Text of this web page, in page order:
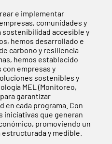
e implementar
comunidades y
accesible y
hemos desarrollado e
carbono y resiliencia
hemos establecido
empresas y
sostenibles y
MEL (Monitoreo,
garantizar
en cada programa. Con
iniciativas que generan
promoviendo un
y medible.